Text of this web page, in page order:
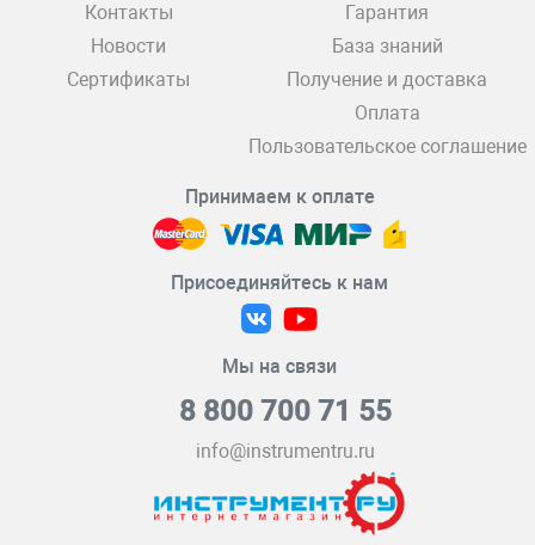
Контакты
Новости
Сертификаты
Гарантия
База знаний
Получение и доставка
Оплата
Пользовательское соглашение
Принимаем к оплате
Присоединяйтесь к нам
Мы на связи
8 800 700 71 55
info@instrumentru.ru